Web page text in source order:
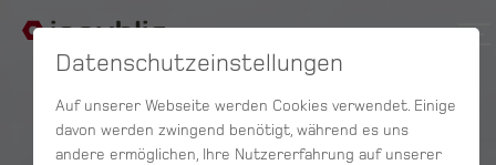
Datenschutzeinstellungen
Auf unserer Webseite werden Cookies verwendet. Einige
davon werden zwingend benötigt, während es uns
andere ermöglichen, Ihre Nutzererfahrung auf unserer